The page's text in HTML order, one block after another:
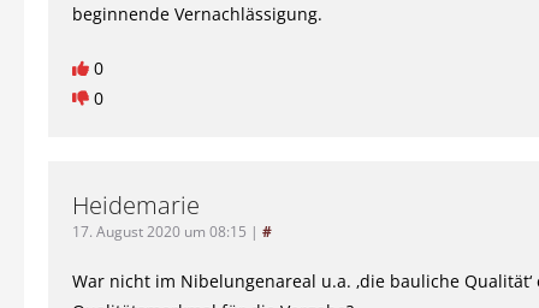
beginnende Vernachlässigung.
0
0
Heidemarie
17. August 2020 um 08:15 | #
War nicht im Nibelungenareal u.a. ‚die bauliche